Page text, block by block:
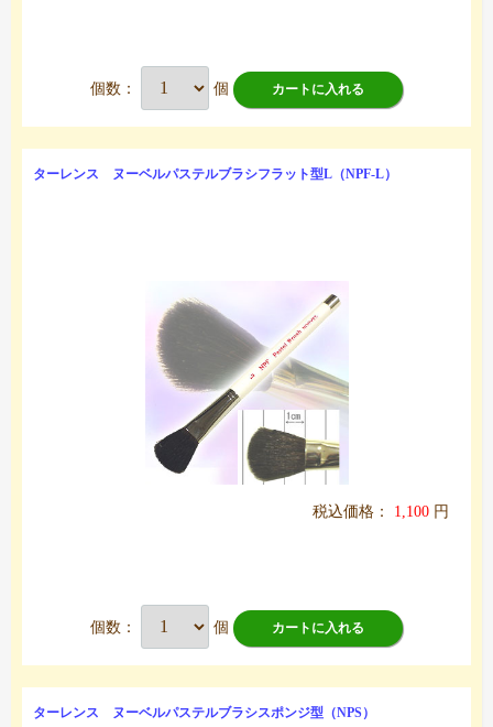
個数： 個 カートに入れる
ターレンス ヌーベルパステルブラシフラット型L（NPF-L）
税込価格： 1,100 円
個数： 個 カートに入れる
ターレンス ヌーベルパステルブラシスポンジ型（NPS）